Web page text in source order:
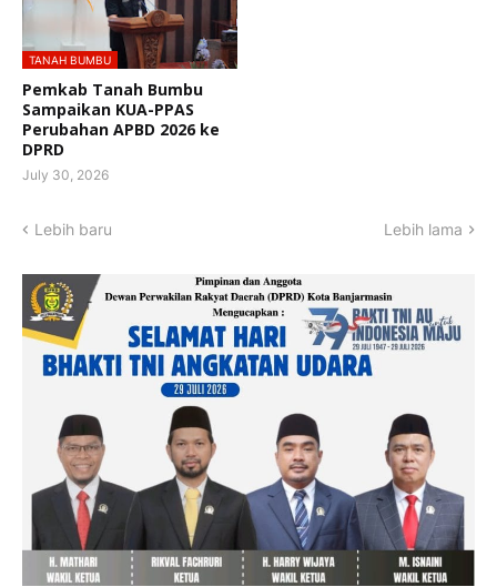
TANAH BUMBU
Pemkab Tanah Bumbu
Sampaikan KUA-PPAS
Perubahan APBD 2026 ke
DPRD
July 30, 2026
Lebih baru Lebih lama